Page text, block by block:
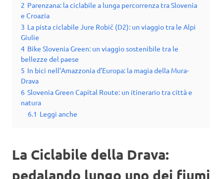
2 Parenzana: la ciclabile a lunga percorrenza tra Slovenia
e Croazia
3 La pista ciclabile Jure Robič (D2): un viaggio tra le Alpi
Giulie
4 Bike Slovenia Green: un viaggio sostenibile tra le
bellezze del paese
5 In bici nell’Amazzonia d’Europa: la magia della Mura-
Drava
6 Slovenia Green Capital Route: un itinerario tra città e
natura
6.1 Leggi anche
La Ciclabile della Drava:
pedalando lungo uno dei fiumi